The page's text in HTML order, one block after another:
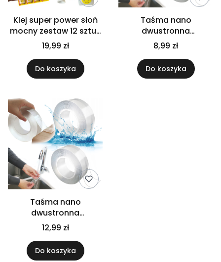
Klej super power słoń
mocny zestaw 12 sztuk
szybkoschnący strong
19,99 zł
Do koszyka
Taśma nano
dwustronna
wodoodporna
magiczna
samoprzylepna
przezroczysta 1m
8,99 zł
Do koszyka
Taśma nano
dwustronna
wodoodporna
magiczna
samoprzylepna
przezroczysta 5m
12,99 zł
Do koszyka